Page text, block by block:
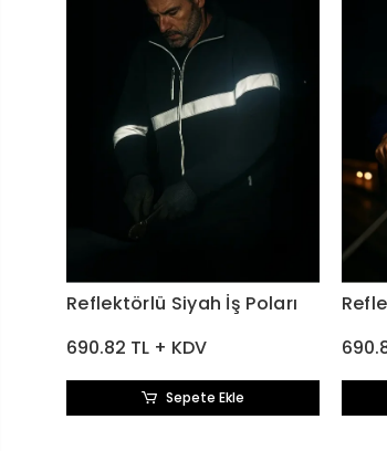
Reflektörlü Siyah İş Poları
690.82 TL + KDV
Sepete Ekle